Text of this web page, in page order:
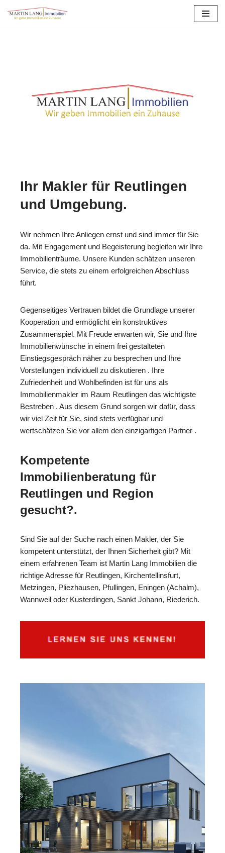
Ihr Makler für Reutlingen
und Umgebung.
Wir nehmen Ihre Anliegen ernst und sind immer für Sie
da. Mit Engagement und Begeisterung begleiten wir Ihre
Immobilienträume. Unsere Kunden schätzen unseren
Service, die stets zu einem erfolgreichen Abschluss
führt.
Gegenseitiges Vertrauen bildet die Grundlage unserer
Kooperation und ermöglicht ein konstruktives
Zusammenspiel. Mit Freude erwarten wir, Sie und Ihre
Immobilienwünsche in einem frei gestalteten
Einstiegsgespräch näher zu besprechen und Ihre
Vorstellungen individuell zu diskutieren . Ihre
Zufriedenheit und Wohlbefinden ist für uns als
Immobilienmakler im Raum Reutlingen das wichtigste
Bestreben . Aus diesem Grund sorgen wir dafür, dass
wir viel Zeit für Sie, sind stets verfügbar und
wertschätzen Sie vor allem den einzigartigen Partner .
Kompetente
Immobilienberatung für
Reutlingen und Region
gesucht?.
Sind Sie auf der Suche nach einen Makler, der Sie
kompetent unterstützt, der Ihnen Sicherheit gibt? Mit
einem erfahrenen Team ist Martin Lang Immobilien die
richtige Adresse für Reutlingen, Kirchentellinsfurt,
Metzingen, Pliezhausen, Pfullingen, Eningen (Achalm),
Wannweil oder Kusterdingen, Sankt Johann, Riederich.